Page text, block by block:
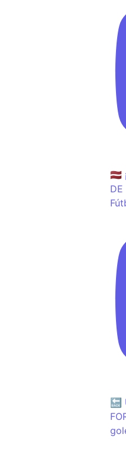
🇱🇻
🔙